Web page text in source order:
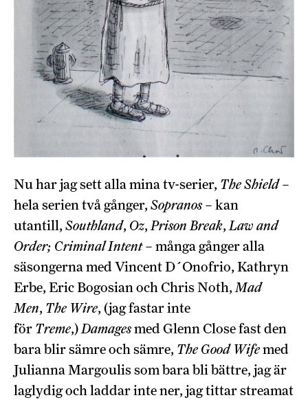
Nu har jag sett alla mina tv-serier, The Shield–
hela serien två gånger, Sopranos – kan
utantill, Southland, Oz,Prison Break,Law and
Order; Criminal Intent– många gånger alla
säsongerna med Vincent D´Onofrio, Kathryn
Erbe, Eric Bogosian och Chris Noth,Mad
Men, The Wire, (jag fastar inte
för Treme,)Damagesmed Glenn Close fast den
bara blir sämre och sämre, The Good Wifemed
Julianna Margoulis som bara bli bättre, jag är
laglydig och laddar inte ner, jag tittar streamat